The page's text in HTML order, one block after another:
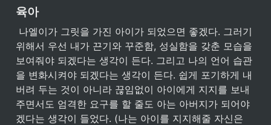
육아
위해서 우선 내가 끈기와 꾸준함, 성실함을 갖춘 모습을
보여줘야 되겠다는 생각이 든다. 그리고 나의 언어 습관
을 변화시켜야 되겠다는 생각이 든다. 쉽게 포기하게 내
버려 두는 것이 아니라 끊임없이 아이에게 지지를 보내
주면서도 엄격한 요구를 할 줄도 아는 아버지가 되어야
겠다는 생각이 들었다. (나는 아이를 지지해줄 자신은